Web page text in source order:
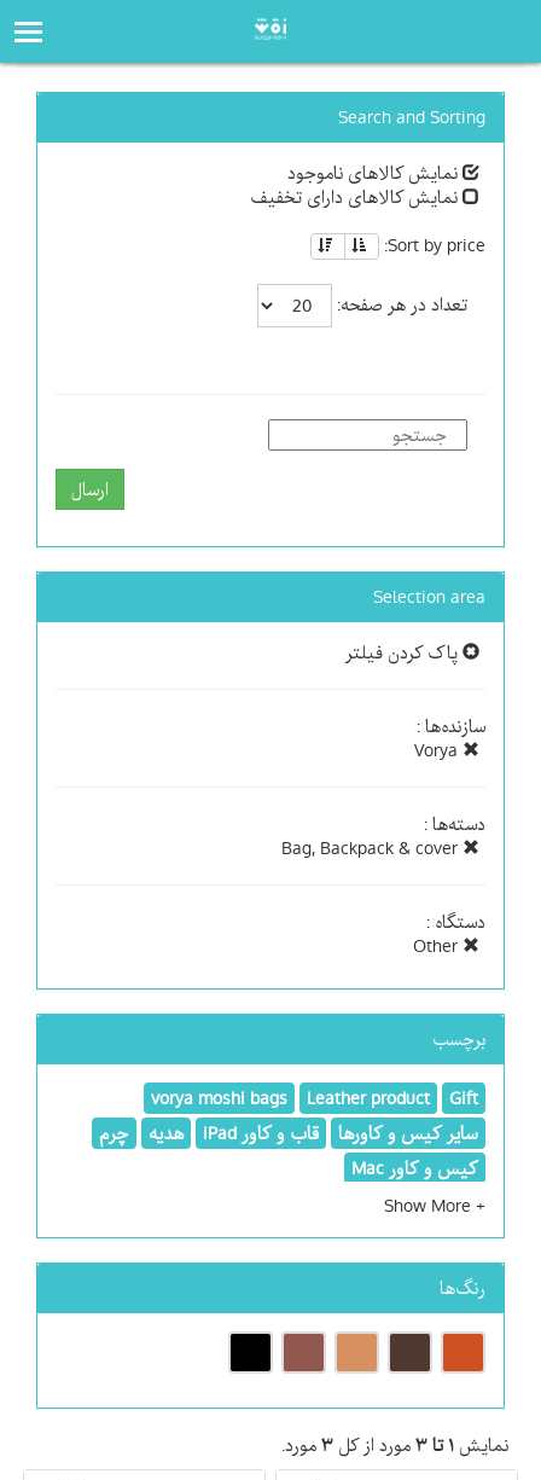
Search and Sorting
نمایش کالاهای ناموجود
نمایش کالاهای دارای تخفیف
Sort by price:
تعداد در هر صفحه:
ارسال
Selection area
پاک کردن فیلتر
سازنده‌ها :
دسته‌ها :
دستگاه :
برچسب
Gift
Leather product
vorya moshi bags
سایر کیس و کاورها
قاب و کاور iPad هدیه
چرم
کیس و کاور Mac
رنگ‌ها
نمایش ۱ تا ۳ مورد از کل ۳ مورد.